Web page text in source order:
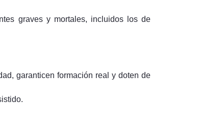
graves y mortales, incluidos los de
garanticen formación real y doten de